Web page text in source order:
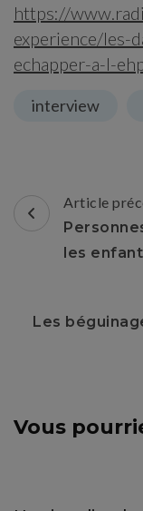
https://
experience/les-
echapper-a-l-
interview
d'article
Article
les
Les
Vous